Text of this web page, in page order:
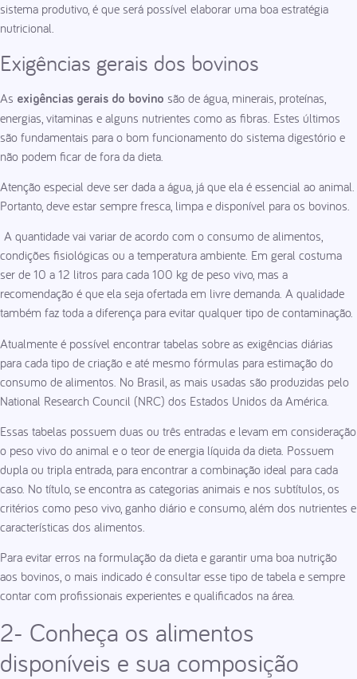
sistema produtivo, é que será possível elaborar uma boa estratégia
nutricional.
Exigências gerais dos bovinos
As exigências gerais do bovino são de água, minerais, proteínas,
energias, vitaminas e alguns nutrientes como as fibras. Estes últimos
são fundamentais para o bom funcionamento do sistema digestório e
não podem ficar de fora da dieta.
Atenção especial deve ser dada a água, já que ela é essencial ao animal.
Portanto, deve estar sempre fresca, limpa e disponível para os bovinos.
A quantidade vai variar de acordo com o consumo de alimentos,
condições fisiológicas ou a temperatura ambiente. Em geral costuma
ser de 10 a 12 litros para cada 100 kg de peso vivo, mas a
recomendação é que ela seja ofertada em livre demanda. A qualidade
também faz toda a diferença para evitar qualquer tipo de contaminação.
Atualmente é possível encontrar tabelas sobre as exigências diárias
para cada tipo de criação e até mesmo fórmulas para estimação do
consumo de alimentos. No Brasil, as mais usadas são produzidas pelo
National Research Council (NRC) dos Estados Unidos da América.
Essas tabelas possuem duas ou três entradas e levam em consideração
o peso vivo do animal e o teor de energia líquida da dieta. Possuem
dupla ou tripla entrada, para encontrar a combinação ideal para cada
caso. No título, se encontra as categorias animais e nos subtítulos, os
critérios como peso vivo, ganho diário e consumo, além dos nutrientes e
características dos alimentos.
Para evitar erros na formulação da dieta e garantir uma boa nutrição
aos bovinos, o mais indicado é consultar esse tipo de tabela e sempre
contar com profissionais experientes e qualificados na área.
2- Conheça os alimentos
disponíveis e sua composição